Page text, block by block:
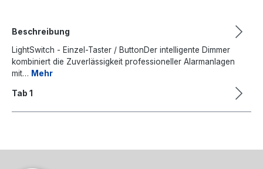
Beschreibung
LightSwitch - Einzel-Taster / ButtonDer intelligente Dimmer
kombiniert die Zuverlässigkeit professioneller Alarmanlagen
mit… Mehr
Tab 1